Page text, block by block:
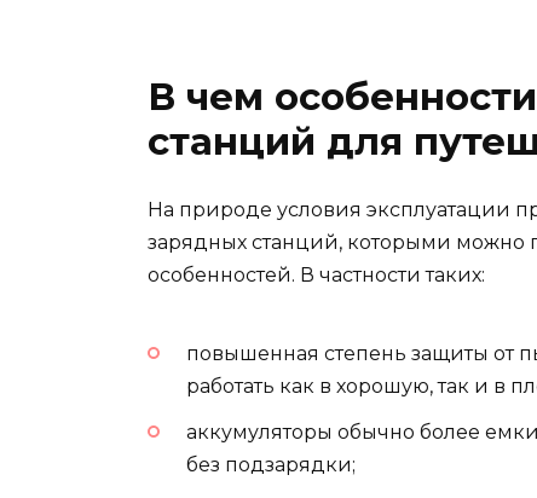
В чем
станций для
На природе условия эксплуатации
зарядных станций, которыми можно
особенностей. В частности таких:
повышенная степень защиты от
работать как в хорошую, так и в
аккумуляторы обычно более
без подзарядки;